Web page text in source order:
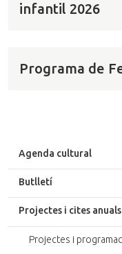
infantil 2026
Programa de
Agenda cultural
Butlletí
Projectes i cites anuals
Projectes i